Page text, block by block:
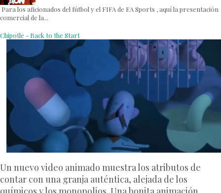
Para los aficionados del fútbol y el FIFA de EA Sports , aquí la presentación
comercial de la...
Chipotle - Back to the Start
Un nuevo video animado muestra los atributos de
contar con una granja auténtica, alejada de los